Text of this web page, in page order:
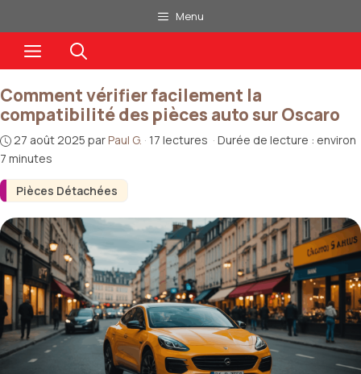
au
contenu
Menu
Menu
Pièces Détachées
Comment vérifier facilement la
compatibilité des pièces auto sur Oscaro
27 août 2025 parPaul G. · 17 lectures · Durée de lecture : environ
7 minutes